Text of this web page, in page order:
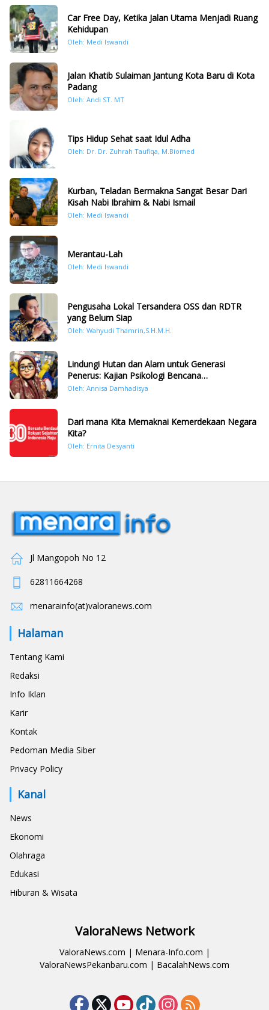
Car Free Day, Ketika Jalan Utama Menjadi Ruang
Kehidupan
Oleh: Medi Iswandi
Jalan Khatib Sulaiman Jantung Kota Baru di Kota
Padang
Oleh: Andi ST. MT
Tips Hidup Sehat saat Idul Adha
Oleh: Dr. Dr. Zuhrah Taufiqa, M.Biomed
Kurban, Teladan Bermakna Sangat Besar Dari
Kisah Nabi Ibrahim & Nabi Ismail
Oleh: Medi Iswandi
Merantau-Lah
Oleh: Medi Iswandi
Pengusaha Lokal Tersandera OSS dan RDTR
yang Belum Siap
Oleh: Wahyudi Thamrin,S.H.M.H.
Lindungi Hutan dan Alam untuk Generasi
Penerus: Kajian Psikologi Bencana
Hidrometeorologi di Sumatera Pasca Tragedi
Oleh: Annisa Damhadisya
Dari mana Kita Memaknai Kemerdekaan Negara
Kita?
Oleh: Ernita Desyanti
Jl Mangopoh No 12
62811664268
menarainfo(at)valoranews.com
Halaman
Tentang Kami
Redaksi
Info Iklan
Karir
Kontak
Pedoman Media Siber
Privacy Policy
Kanal
News
Ekonomi
Olahraga
Edukasi
Hiburan & Wisata
ValoraNews Network
ValoraNews.com | Menara-Info.com |
ValoraNewsPekanbaru.com | BacalahNews.com